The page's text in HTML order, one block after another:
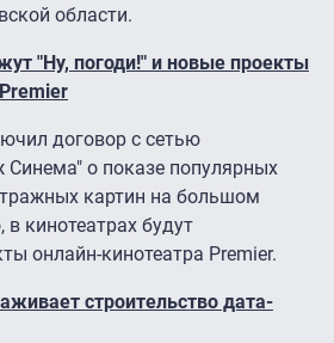
области.
"Ну, погоди!" и новые проекты
договор с сетью
о показе популярных
картин на большом
кинотеатрах будут
онлайн-кинотеатра Premier.
строительство дата-